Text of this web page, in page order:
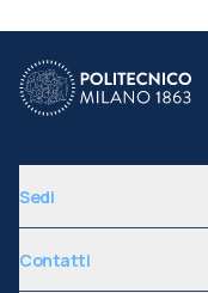
Sedi
Contatti